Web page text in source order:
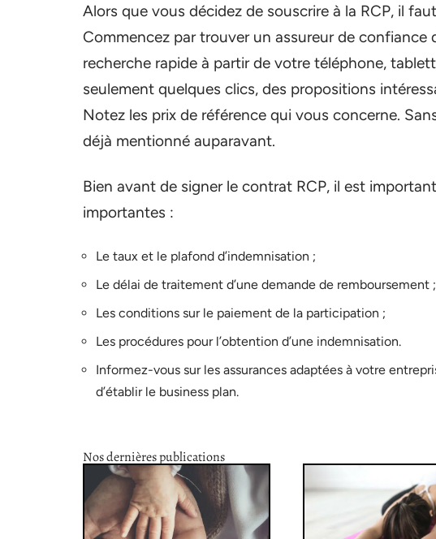
Alors que vous décidez de souscrire à la RCP, il
Commencez par trouver un assureur de
recherche rapide à partir de votre téléphone,
seulement quelques clics, des propositions
Notez les prix de référence qui vous concerne.
déjà mentionné auparavant.
Bien avant de signer le contrat RCP, il est
importantes :
Le taux et le plafond d’indemnisation ;
Le délai de traitement d’une demande de remboursement ;
Les conditions sur le paiement de la participation ;
Les procédures pour l’obtention d’une indemnisation.
Informez-vous sur les assurances adaptées à votre
d’établir le business plan.
Nos dernières publications